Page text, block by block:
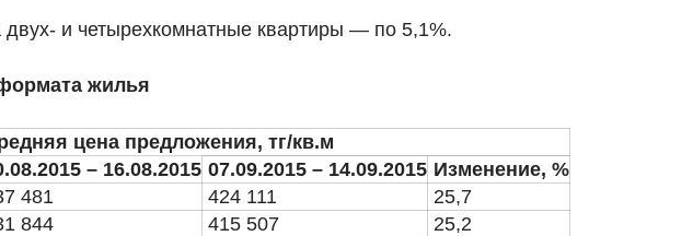
и четырехкомнатные квартиры — по 5,1%.
жилья
цена предложения, тг/кв.м
– 16.08.2015 07.09.2015 – 14.09.2015 Изменение, %
481 424 111
25,7
844 415 507
25,2